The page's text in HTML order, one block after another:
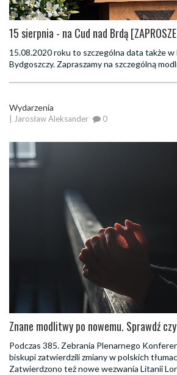
15 sierpnia - na Cud nad Brdą
15.08.2020 roku to szczególna data także w
Bydgoszczy. Zapraszamy na szczególną
Wydarzenia
| Jarosław Aleksander 0
Znane modlitwy po nowemu. Sprawdź
Podczas 385. Zebrania Plenarnego
biskupi zatwierdzili zmiany w polskich
Zatwierdzono też nowe wezwania Litanii